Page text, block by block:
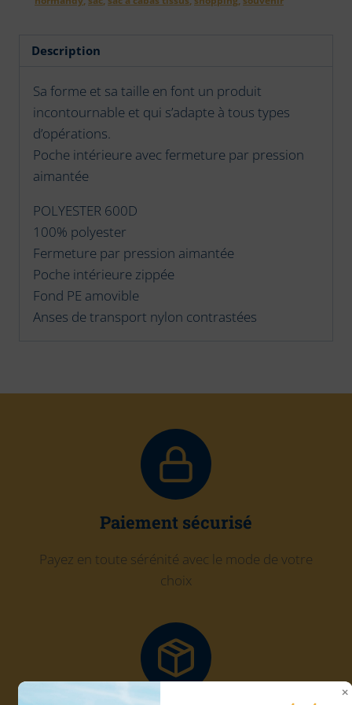
Description
Sa forme et sa taille en font un produit
incontournable et qui s’adapte à tous types
d’opérations.
Poche intérieure avec fermeture par pression
aimantée
POLYESTER 600D
100% polyester
Fermeture par pression aimantée
Poche intérieure zippée
Fond PE amovible
Anses de transport nylon contrastées
Paiement sécurisé
Payez en toute sérénité avec le mode de votre
choix